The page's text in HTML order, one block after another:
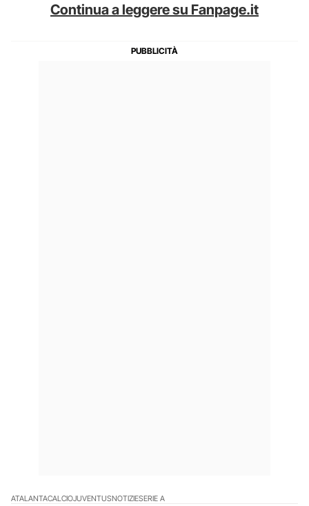
Continua a leggere su Fanpage.it
ATALANTACALCIOJUVENTUSNOTIZIESERIE A